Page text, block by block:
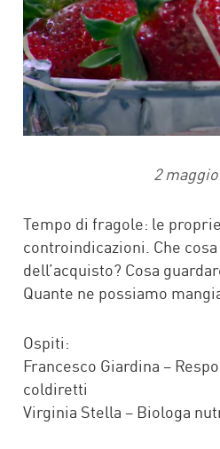
2 maggio
Tempo di fragole: le
controindicazioni. Che
dell’acquisto? Cosa
Quante ne possiamo
Ospiti:
Francesco Giardina –
coldiretti
Virginia Stella – Biologa